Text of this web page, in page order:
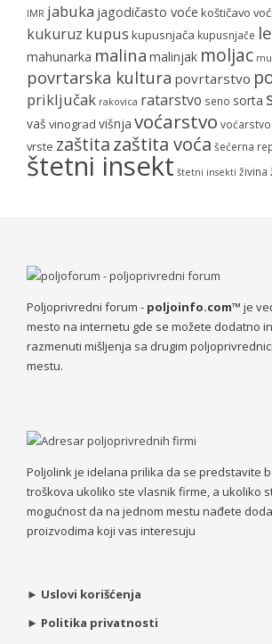
IMR jabuka jagodičasto voće koštičavo
kukuruz kupus kupusnjača kupusnjače
mahunarka malina malinjak moljac
povrtarska kultura povrtarstvo
priključak rakovica ratarstvo seno sorta
vaš vinograd višnja voćarstvo voćarstvo.
vrste zaštitazaštita voća šećerna
štetni insekt štetni insekti živina
Poljoprivredni forum - poljoinfo.com™ je
mesto na internetu gde se možete dodatno
razmenuti mišljenja sa drugim
mestu.
Poljolink je idelana prilika da se predstavite
troškova ukoliko ste vlasnik firme, a ukoliko
mogućnost da na jednom mestu nađete
proizvodima koji vas interesuju
► Uslovi korišćenja
► Politika privatnosti